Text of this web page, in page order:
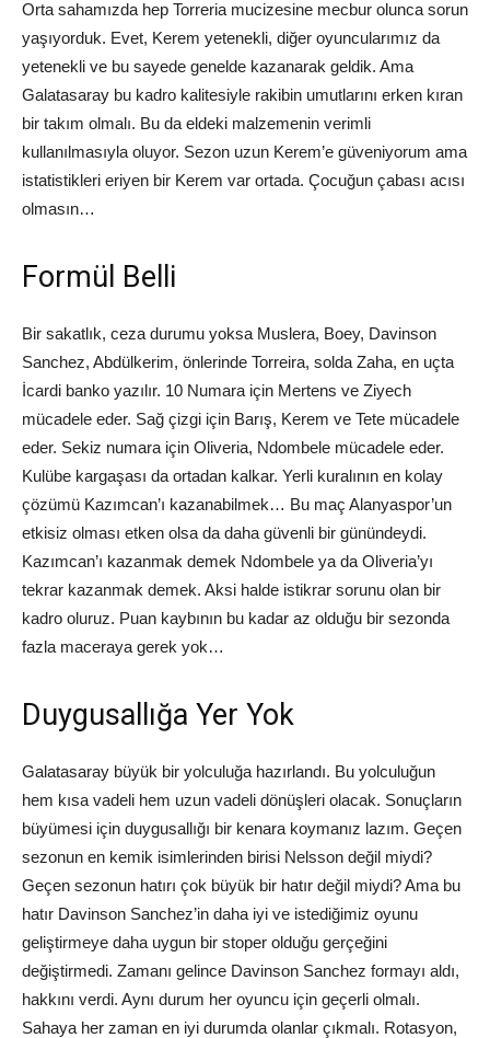
Orta sahamızda hep Torreria mucizesine mecbur olunca sorun
yaşıyorduk. Evet, Kerem yetenekli, diğer oyuncularımız da
yetenekli ve bu sayede genelde kazanarak geldik. Ama
Galatasaray bu kadro kalitesiyle rakibin umutlarını erken kıran
bir takım olmalı. Bu da eldeki malzemenin verimli
kullanılmasıyla oluyor. Sezon uzun Kerem’e güveniyorum ama
istatistikleri eriyen bir Kerem var ortada. Çocuğun çabası acısı
olmasın…
Formül Belli
Bir sakatlık, ceza durumu yoksa Muslera, Boey, Davinson
Sanchez, Abdülkerim, önlerinde Torreira, solda Zaha, en uçta
İcardi banko yazılır. 10 Numara için Mertens ve Ziyech
mücadele eder. Sağ çizgi için Barış, Kerem ve Tete mücadele
eder. Sekiz numara için Oliveria, Ndombele mücadele eder.
Kulübe kargaşası da ortadan kalkar. Yerli kuralının en kolay
çözümü Kazımcan’ı kazanabilmek… Bu maç Alanyaspor’un
etkisiz olması etken olsa da daha güvenli bir günündeydi.
Kazımcan’ı kazanmak demek Ndombele ya da Oliveria’yı
tekrar kazanmak demek. Aksi halde istikrar sorunu olan bir
kadro oluruz. Puan kaybının bu kadar az olduğu bir sezonda
fazla maceraya gerek yok…
Duygusallığa Yer Yok
Galatasaray büyük bir yolculuğa hazırlandı. Bu yolculuğun
hem kısa vadeli hem uzun vadeli dönüşleri olacak. Sonuçların
büyümesi için duygusallığı bir kenara koymanız lazım. Geçen
sezonun en kemik isimlerinden birisi Nelsson değil miydi?
Geçen sezonun hatırı çok büyük bir hatır değil miydi? Ama bu
hatır Davinson Sanchez’in daha iyi ve istediğimiz oyunu
geliştirmeye daha uygun bir stoper olduğu gerçeğini
değiştirmedi. Zamanı gelince Davinson Sanchez formayı aldı,
hakkını verdi. Aynı durum her oyuncu için geçerli olmalı.
Sahaya her zaman en iyi durumda olanlar çıkmalı. Rotasyon,